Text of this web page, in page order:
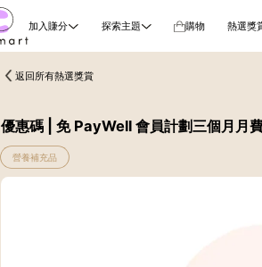
加入賺分 探索主題 購物 熱選獎
返回所有熱選獎賞
優惠碼 | 免 PayWell 會員計劃三個月月
營養補充品